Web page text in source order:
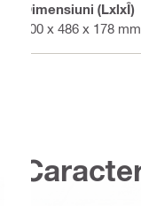
Dimensiuni (LxlxÎ)
700 x 486 x 178 mm